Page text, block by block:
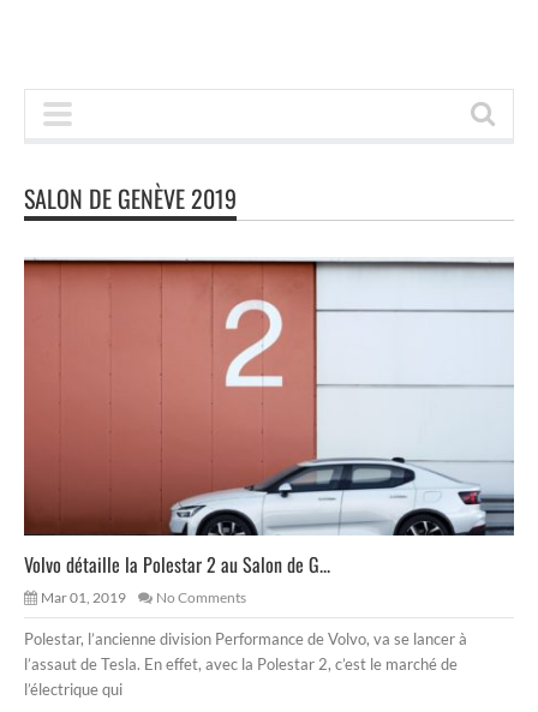
SALON DE GENÈVE 2019
Volvo détaille la Polestar 2 au Salon de G...
Mar 01, 2019 No Comments
Polestar, l’ancienne division Performance de Volvo, va se lancer à
l’assaut de Tesla. En effet, avec la Polestar 2, c’est le marché de
l’électrique qui